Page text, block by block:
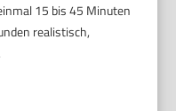
15 bis 45 Minuten
realistisch,